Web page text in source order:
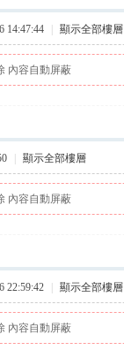
14:47:44 顯示全部樓層
內容自動屏蔽
顯示全部樓層
內容自動屏蔽
22:59:42 顯示全部樓層
內容自動屏蔽